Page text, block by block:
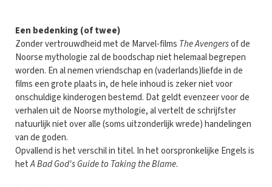
Een bedenking (of twee)
Zonder vertrouwdheid met de Marvel-films The Avengersof de
Noorse mythologie zal de boodschap niet helemaal begrepen
worden. En al nemen vriendschap en (vaderlands)liefde in de
films een grote plaats in, de hele inhoud is zeker niet voor
onschuldige kinderogen bestemd. Dat geldt evenzeer voor de
verhalen uit de Noorse mythologie, al vertelt de schrijfster
natuurlijk niet over alle (soms uitzonderlijk wrede) handelingen
van de goden.
Opvallend is het verschil in titel. In het oorspronkelijke Engels is
hetA Bad God's Guide to Taking the Blame.